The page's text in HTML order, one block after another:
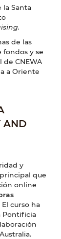
la Santa
de las
fondos y se
CNEWA
a Oriente
AND
y
que
online
curso ha
Pontificia